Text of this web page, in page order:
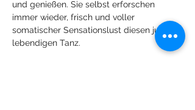
und genießen. Sie selbst erforschen
immer wieder, frisch und voller
somatischer Sensationslust diesen jungen
lebendigen Tanz.